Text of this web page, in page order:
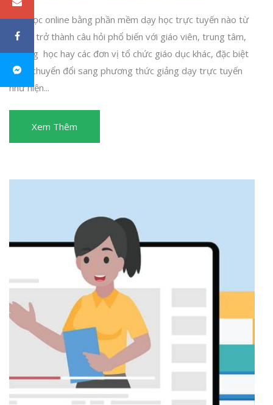
Dạy học online bằng phần mềm dạy học trực tuyến nào từ
lâu đã trở thành câu hỏi phổ biến với giáo viên, trung tâm,
trường học hay các đơn vị tổ chức giáo dục khác, đặc biệt
là khi chuyển đổi sang phương thức giảng dạy trực tuyến
như hiện...
Xem Thêm